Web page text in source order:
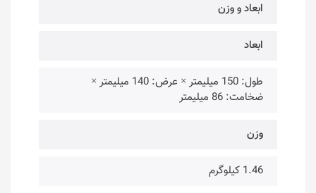
ابعاد و وزن
ابعاد
طول: 150 میلیمتر × عرض: 140 میلیمتر ×
ضخامت: 86 میلیمتر
وزن
1.46 کیلوگرم